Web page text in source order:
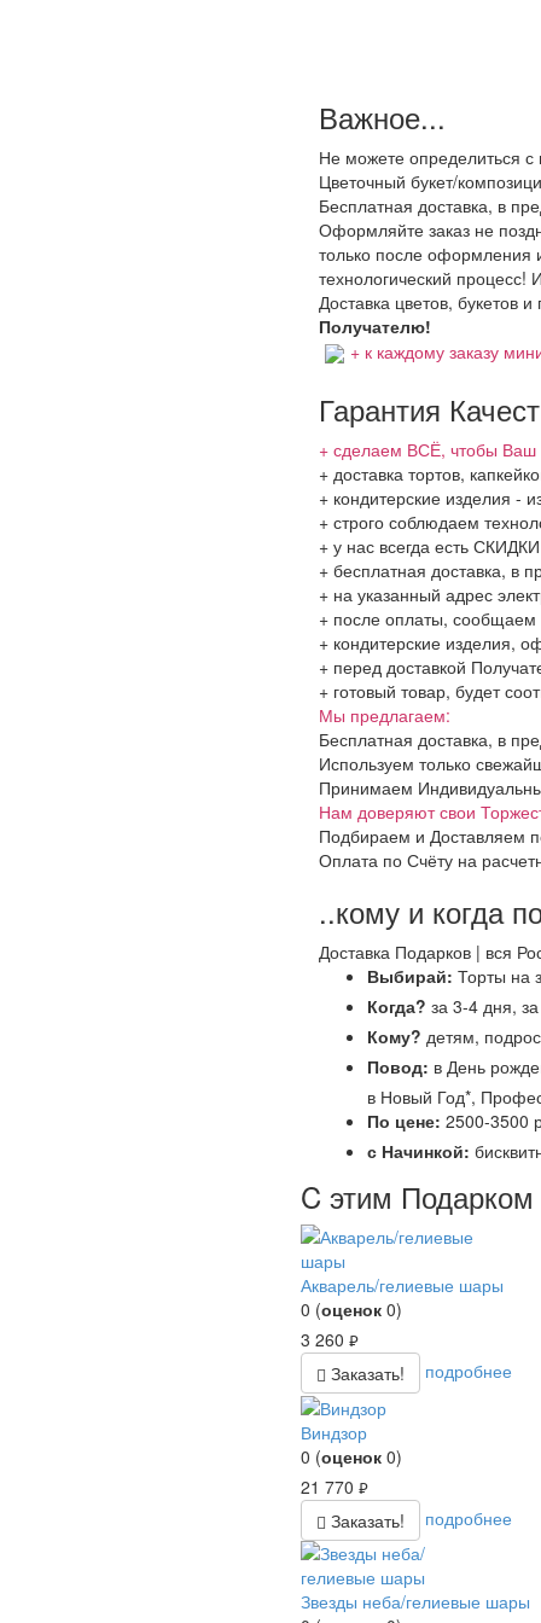
Важное...
Не можете определиться
Цветочный букет/
Бесплатная доставка, в
Оформляйте заказ не
только после оформления
технологический процесс!
Доставка цветов, букетов
Получателю!
+ к каждому заказу
Гарантия
+ сделаем ВСЁ, чтобы Ваш
+ доставка тортов,
+ кондитерские изделия -
+ строго соблюдаем
+ у нас всегда есть
+ бесплатная доставка, в
+ на указанный адрес
+ после оплаты, сообщаем
+ кондитерские изделия,
+ перед доставкой
+ готовый товар, будет
Мы предлагаем:
Бесплатная доставка, в
Используем только
Принимаем
Нам доверяют свои
Подбираем и Доставляем
Оплата по Счёту на
..кому и когда
Доставка Подарков | вся
Выбирай: Торты на
Когда? за 3-4 дня,
Кому? детям,
Повод: в День
в Новый Год*,
По цене: 2500-3500
с Начинкой:
C этим
Акварель/гелиевые шары
0 (оценок 0)
3 260 руб.
Заказать! подробнее
Виндзор
0 (оценок 0)
21 770 руб.
Заказать! подробнее
Звезды неба/гелиевые шары